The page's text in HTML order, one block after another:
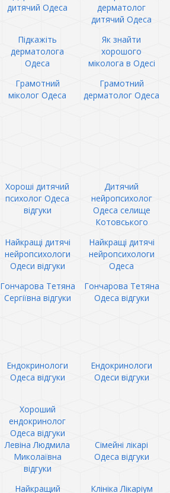
дитячий Одеса
дерматолог
дитячий Одеса
Підкажіть
дерматолога
Одеса
Як знайти
хорошого
міколога в Одесі
Грамотний
міколог Одеса
Грамотний
дерматолог Одеса
Хороші дитячий
психолог Одеса
відгуки
Дитячий
нейропсихолог
Одеса селище
Котовського
Найкращі дитячі
нейропсихологи
Одеси відгуки
Найкращі дитячі
нейропсихологи
Одеса
Гончарова Тетяна
Сергіївна відгуки
Гончарова Тетяна
Одеса відгуки
Ендокринологи
Одеса відгуки
Ендокринологи
Одеси відгуки
Хороший
ендокринолог
Одеса відгуки
Левіна Людмила
Миколаївна
відгуки
Сімейні лікарі
Одеса відгуки
Найкращий
Клініка Лікаріум